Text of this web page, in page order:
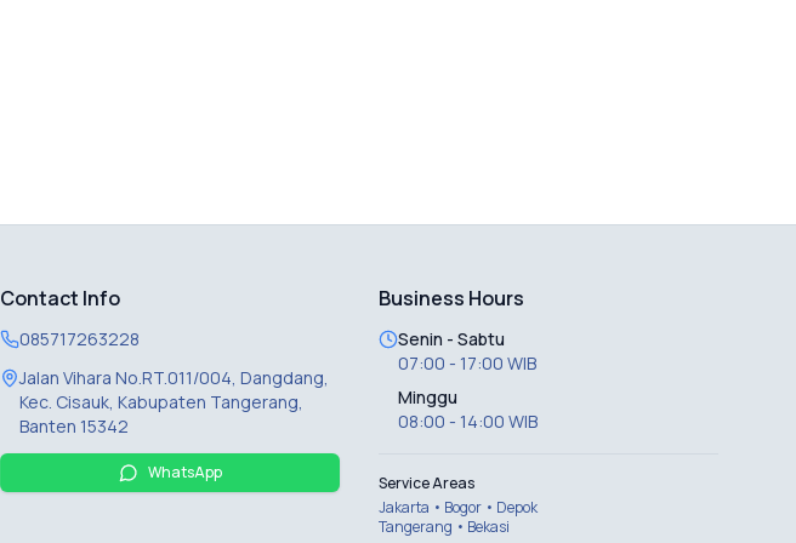
Contact Info
085717263228
Jalan Vihara No.RT.011/004, Dangdang,
Kec. Cisauk, Kabupaten Tangerang,
Banten 15342
WhatsApp
Business Hours
Senin - Sabtu
07:00 - 17:00 WIB
Minggu
08:00 - 14:00 WIB
Service Areas
Jakarta • Bogor • Depok
Tangerang • Bekasi